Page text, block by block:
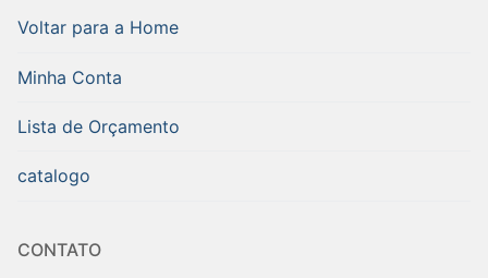
Voltar para a Home
Minha Conta
Lista de Orçamento
catalogo
CONTATO